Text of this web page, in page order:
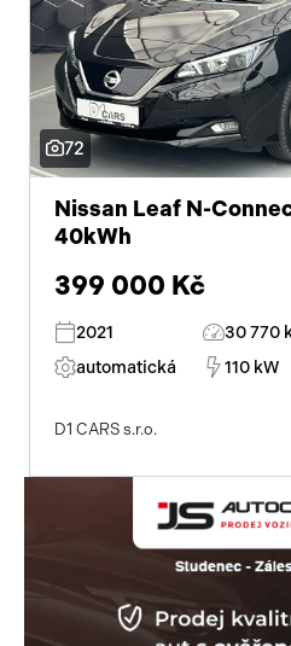
72
Nissan Leaf N-
40kWh
399 000 Kč
2021 30 770
automatická
110 kW
D1 CARS s.r.o.